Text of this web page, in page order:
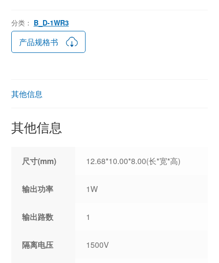
分类： B_D-1WR3
产品规格书
其他信息
其他信息
尺寸(mm) 12.68*10.00*8.00(长*宽*高)
输出功率 1W
输出路数 1
隔离电压 1500V